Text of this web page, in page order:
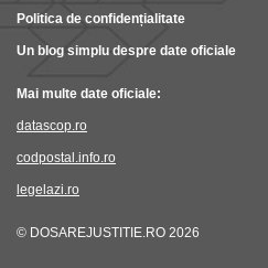
Politica de confidențialitate
Un blog simplu despre date oficiale
Mai multe date oficiale:
datascop.ro
codpostal.info.ro
legelazi.ro
© DOSAREJUSTITIE.RO 2026